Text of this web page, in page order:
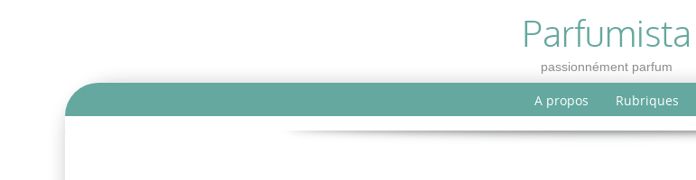
Parfumista
passionnément parfum
A propos Rubriques